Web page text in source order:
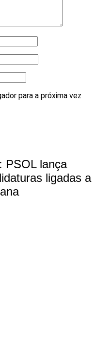
para a próxima vez
PSOL lança
ligadas a